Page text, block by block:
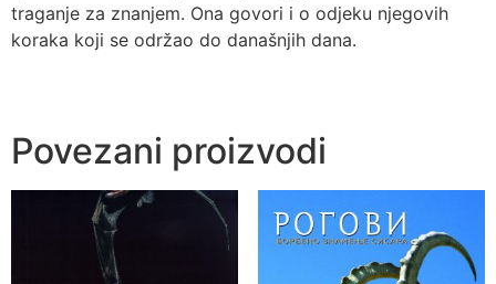
traganje za znanjem. Ona govori i o odjeku njegovih
koraka koji se održao do današnjih dana.
Povezani proizvodi